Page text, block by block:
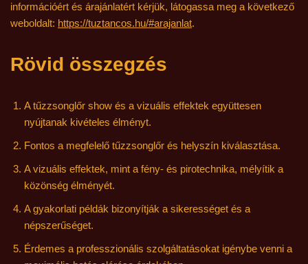
információért és árajánlatért kérjük, látogassa meg a következő
weboldalt: https://tuztancos.hu/#arajanlat.
Rövid összegzés
A tűzzsonglőr show és a vizuális effektek együttesen
nyújtanak kivételes élményt.
Fontos a megfelelő tűzzsonglőr és helyszín kiválasztása.
A vizuális effektek, mint a fény- és pirotechnika, mélyítik a
közönség élményét.
A gyakorlati példák bizonyítják a sikerességet és a
népszerűséget.
Érdemes a professzionális szolgáltatásokat igénybe venni a